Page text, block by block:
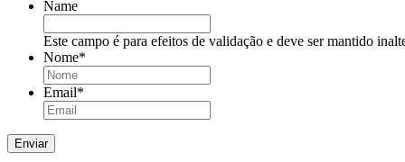
Name
Este campo é para efeitos de validação e deve ser mantido
Nome*
Email*